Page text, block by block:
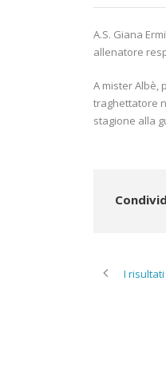
A.S. Giana
allenatore
A mister Albè,
traghettatore
stagione alla
I